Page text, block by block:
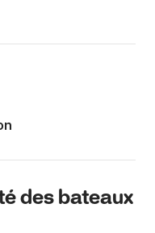
des bateaux